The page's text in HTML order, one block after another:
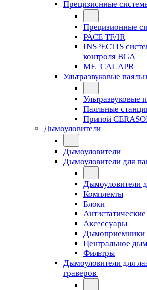
Прецизионные
Прецизионные
PACE TF/IR
INSPECTIS
контроля BGA
METCAL APR
Ультразвуковые
Ультразвуковые
Паяльные
Припой
Дымоуловители
Дымоуловители
Дымоуловители для
Дымоуловители
Комплекты
Блоки
Аксессуары
Дымоприемники
Центральное
Фильтры
Дымоуловители для
граверов